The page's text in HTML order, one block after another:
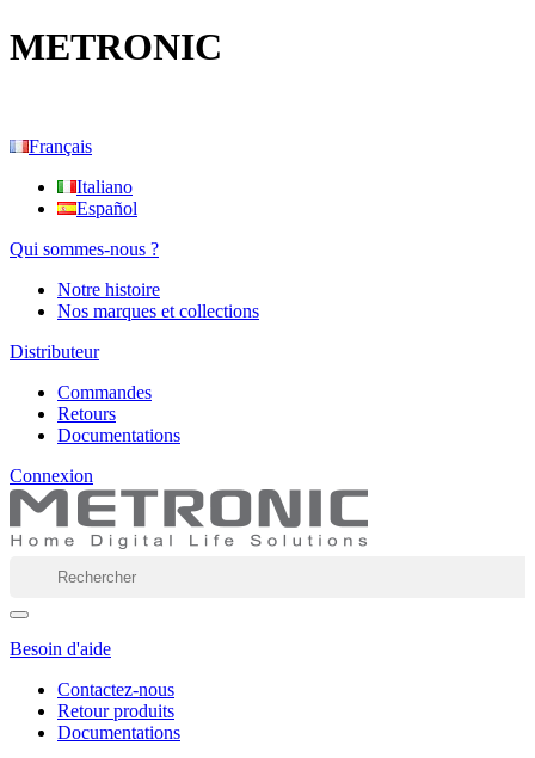
METRONIC
Français
Italiano
Español
Qui sommes-nous ?
Notre histoire
Nos marques et collections
Distributeur
Commandes
Retours
Documentations
Connexion
Besoin d'aide
Contactez-nous
Retour produits
Documentations